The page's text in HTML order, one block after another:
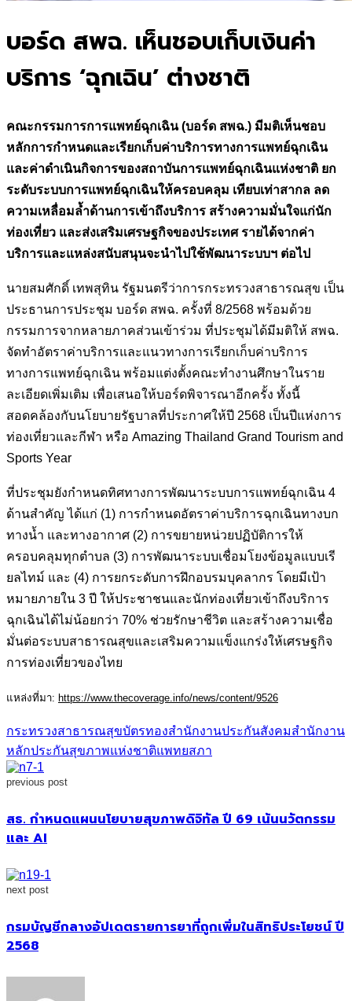
บอร์ด สพฉ. เห็นชอบเก็บเงินค่า
บริการ ‘ฉุกเฉิน’ ต่างชาติ
คณะกรรมการการแพทย์ฉุกเฉิน (บอร์ด สพฉ.) มีมติเห็นชอบ
หลักการกำหนดและเรียกเก็บค่าบริการทางการแพทย์ฉุกเฉิน
และค่าดำเนินกิจการของสถาบันการแพทย์ฉุกเฉินแห่งชาติ ยก
ระดับระบบการแพทย์ฉุกเฉินให้ครอบคลุม เทียบเท่าสากล ลด
ความเหลื่อมล้ำด้านการเข้าถึงบริการ สร้างความมั่นใจแก่นัก
ท่องเที่ยว และส่งเสริมเศรษฐกิจของประเทศ รายได้จากค่า
บริการและแหล่งสนับสนุนจะนำไปใช้พัฒนาระบบฯ ต่อไป
นายสมศักดิ์ เทพสุทิน รัฐมนตรีว่าการกระทรวงสาธารณสุข เป็น
ประธานการประชุม บอร์ด สพฉ. ครั้งที่ 8/2568 พร้อมด้วย
กรรมการจากหลายภาคส่วนเข้าร่วม ที่ประชุมได้มีมติให้ สพฉ.
จัดทำอัตราค่าบริการและแนวทางการเรียกเก็บค่าบริการ
ทางการแพทย์ฉุกเฉิน พร้อมแต่งตั้งคณะทำงานศึกษาในราย
ละเอียดเพิ่มเติม เพื่อเสนอให้บอร์ดพิจารณาอีกครั้ง ทั้งนี้
สอดคล้องกับนโยบายรัฐบาลที่ประกาศให้ปี 2568 เป็นปีแห่งการ
ท่องเที่ยวและกีฬา หรือ Amazing Thailand Grand Tourism and
Sports Year
ที่ประชุมยังกำหนดทิศทางการพัฒนาระบบการแพทย์ฉุกเฉิน 4
ด้านสำคัญ ได้แก่ (1) การกำหนดอัตราค่าบริการฉุกเฉินทางบก
ทางน้ำ และทางอากาศ (2) การขยายหน่วยปฏิบัติการให้
ครอบคลุมทุกตำบล (3) การพัฒนาระบบเชื่อมโยงข้อมูลแบบเรี
ยลไทม์ และ (4) การยกระดับการฝึกอบรมบุคลากร โดยมีเป้า
หมายภายใน 3 ปี ให้ประชาชนและนักท่องเที่ยวเข้าถึงบริการ
ฉุกเฉินได้ไม่น้อยกว่า 70% ช่วยรักษาชีวิต และสร้างความเชื่อ
มั่นต่อระบบสาธารณสุขและเสริมความแข็งแกร่งให้เศรษฐกิจ
การท่องเที่ยวของไทย
แหล่งที่มา: https://www.thecoverage.info/news/content/9526
กระทรวงสาธารณสุขบัตรทองสำนักงานประกันสังคมสำนักงาน
หลักประกันสุขภาพแห่งชาติแพทยสภา
previous post
สธ. กำหนดแผนนโยบายสุขภาพดิจิทัล ปี 69 เน้นนวัตกรรม
และ AI
next post
กรมบัญชีกลางอัปเดตรายการยาที่ถูกเพิ่มในสิทธิประโยชน์ ปี
2568